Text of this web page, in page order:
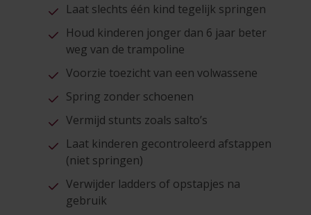
Laat slechts één kind tegelijk springen
Houd kinderen jonger dan 6 jaar beter
weg van de trampoline
Voorzie toezicht van een volwassene
Spring zonder schoenen
Vermijd stunts zoals salto’s
Laat kinderen gecontroleerd afstappen
(niet springen)
Verwijder ladders of opstapjes na
gebruik